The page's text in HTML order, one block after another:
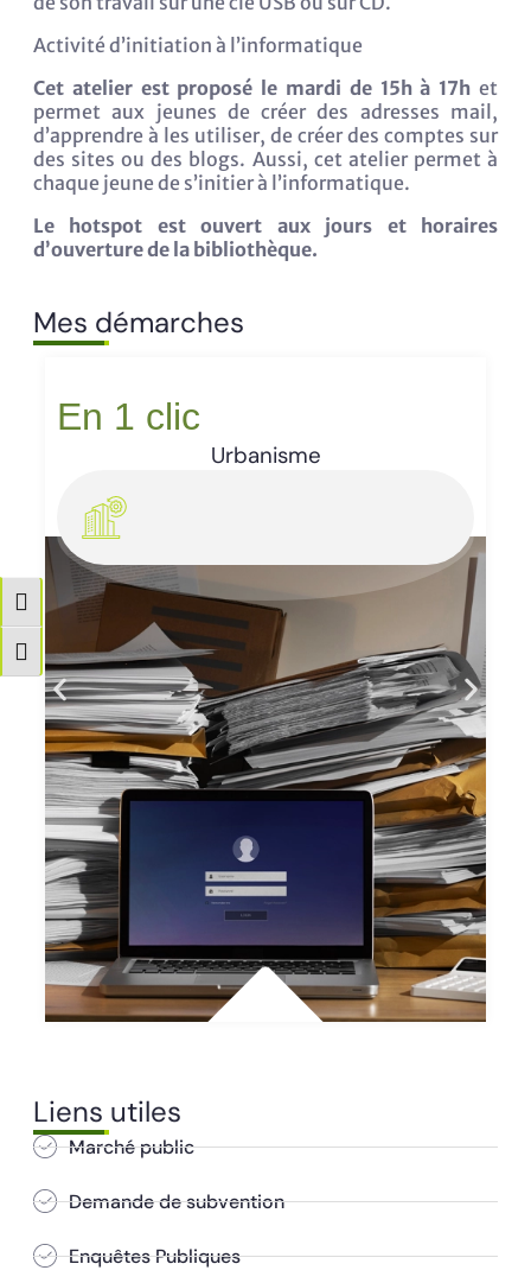
Passer en contraste élevé
Changer la taille de la police
Activité d’initiation à l’informatique
Cet atelier est proposé le mardi de 15h à 17h et
permet aux jeunes de créer des adresses mail,
d’apprendre à les utiliser, de créer des comptes sur
des sites ou des blogs. Aussi, cet atelier permet à
chaque jeune de s’initier à l’informatique.
Le hotspot est ouvert aux jours et horaires
d’ouverture de la bibliothèque.
Mes démarches
En 1 clic
Urbanisme
Liens utiles
Marché public
Demande de subvention
Enquêtes Publiques